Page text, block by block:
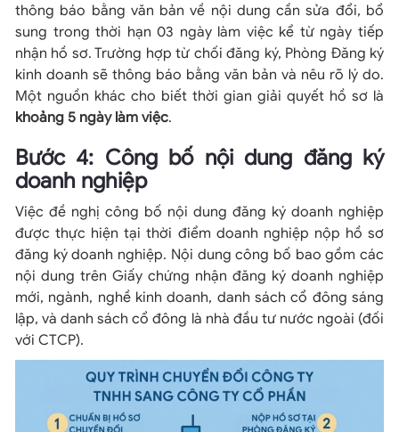
thông báo bằng văn bản về nội dung cần sửa đổi, bổ
sung trong thời hạn 03 ngày làm việc kể từ ngày tiếp
nhận hồ sơ. Trường hợp từ chối đăng ký, Phòng Đăng ký
kinh doanh sẽ thông báo bằng văn bản và nêu rõ lý do.
Một nguồn khác cho biết thời gian giải quyết hồ sơ là
khoảng 5 ngày làm việc.
Bước 4: Công bố nội dung đăng ký
doanh nghiệp
Việc đề nghị công bố nội dung đăng ký doanh nghiệp
được thực hiện tại thời điểm doanh nghiệp nộp hồ sơ
đăng ký doanh nghiệp. Nội dung công bố bao gồm các
nội dung trên Giấy chứng nhận đăng ký doanh nghiệp
mới, ngành, nghề kinh doanh, danh sách cổ đông sáng
lập, và danh sách cổ đông là nhà đầu tư nước ngoài (đối
với CTCP).